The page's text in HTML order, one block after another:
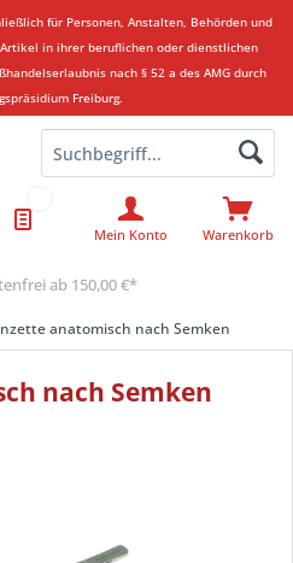
für Personen, Anstalten, Behörden und
in ihrer beruflichen oder dienstlichen
nach § 52 a des AMG durch
Freiburg.
ab 150,00 €*
Warenkorb
Mein Konto
anatomisch nach Semken
nach Semken